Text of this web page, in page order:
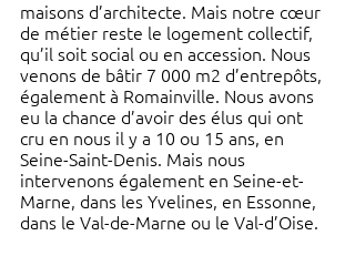
maisons d’architecte. Mais notre cœur
de métier reste le logement collectif,
qu’il soit social ou en accession. Nous
venons de bâtir 7 000 m2 d’entrepôts,
également à Romainville. Nous avons
eu la chance d’avoir des élus qui ont
cru en nous il y a 10 ou 15 ans, en
Seine-Saint-Denis. Mais nous
intervenons également en Seine-et-
Marne, dans les Yvelines, en Essonne,
dans le Val-de-Marne ou le Val-d’Oise.